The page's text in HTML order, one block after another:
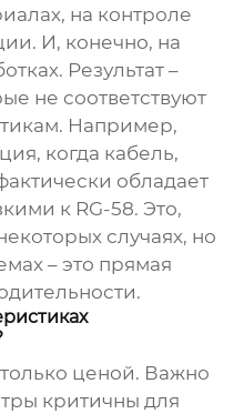
на контроле
И, конечно, на
Результат –
не соответствуют
Например,
когда кабель,
обладает
к RG-58. Это,
случаях, но
– это прямая
ценой. Важно
критичны для